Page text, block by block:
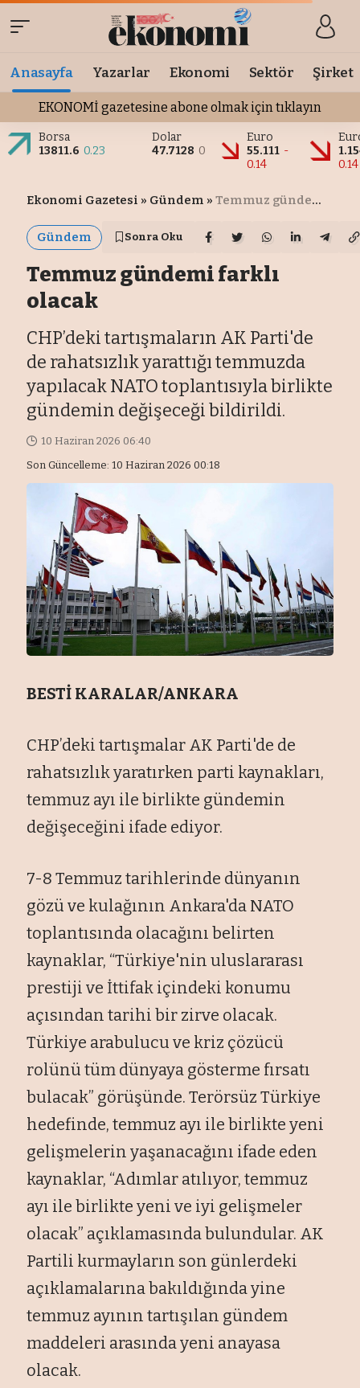
Anasayfa Yazarlar Ekonomi Sektör Şirket
EKONOMİ gazetesine abone olmak için tıklayın
Borsa
13811.6 0.23
Dolar
47.7128 0
Euro
55.111 -
0.14
0.14
Ekonomi Gazetesi » Gündem »Temmuz gündemi farklı olacak
Gündem Sonra Oku
Temmuz gündemi farklı
olacak
CHP’deki tartışmaların AK Parti'de
de rahatsızlık yarattığı temmuzda
yapılacak NATO toplantısıyla birlikte
gündemin değişeceği bildirildi.
Son Güncelleme: 10 Haziran 2026 00:18
10 Haziran 2026 06:40
BESTİ KARALAR/ANKARA
CHP’deki tartışmalar AK Parti'de de
rahatsızlık yaratırken parti kaynakları,
temmuz ayı ile birlikte gündemin
değişeceğini ifade ediyor.
7-8 Temmuz tarihlerinde dünyanın
gözü ve kulağının Ankara'da NATO
toplantısında olacağını belirten
kaynaklar, “Türkiye'nin uluslararası
prestiji ve İttifak içindeki konumu
açısından tarihi bir zirve olacak.
Türkiye arabulucu ve kriz çözücü
rolünü tüm dünyaya gösterme fırsatı
bulacak” görüşünde. Terörsüz Türkiye
hedefinde, temmuz ayı ile birlikte yeni
gelişmelerin yaşanacağını ifade eden
kaynaklar, “Adımlar atılıyor, temmuz
ayı ile birlikte yeni ve iyi gelişmeler
olacak” açıklamasında bulundular. AK
Partili kurmayların son günlerdeki
açıklamalarına bakıldığında yine
temmuz ayının tartışılan gündem
maddeleri arasında yeni anayasa
olacak.